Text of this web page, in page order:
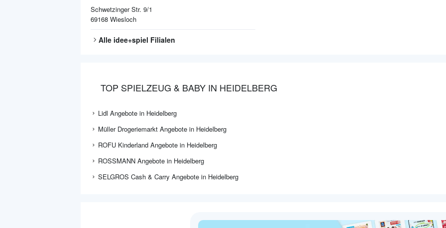
Schwetzinger Str. 9/1
69168 Wiesloch
Alle idee+spiel Filialen
TOP SPIELZEUG & BABY IN HEIDELBERG
Lidl Angebote in Heidelberg
Müller Drogeriemarkt Angebote in Heidelberg
ROFU Kinderland Angebote in Heidelberg
ROSSMANN Angebote in Heidelberg
SELGROS Cash & Carry Angebote in Heidelberg